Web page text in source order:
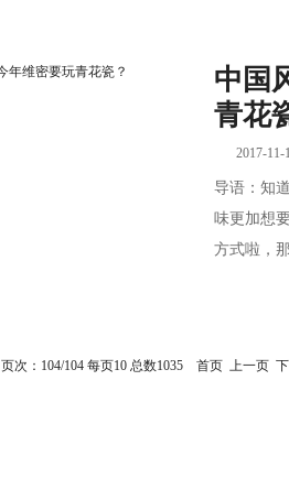
中国
青花
2017-11-
导语：知
味更加想
方式啦，
页次：104/104 每页10 总数1035 首页 上一页下